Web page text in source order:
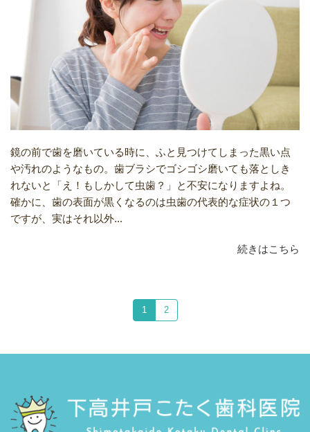
鏡の前で歯を磨いている時に、ふと見つけてしまった黒い点
や汚れのようなもの。歯ブラシでゴシゴシ磨いても落としき
れないと「え！もしかして虫歯？」と不安になりますよね。
確かに、歯の表面が黒くなるのは虫歯の代表的な症状の１つ
ですが、実はそれ以外...
続きはこちら
1 2